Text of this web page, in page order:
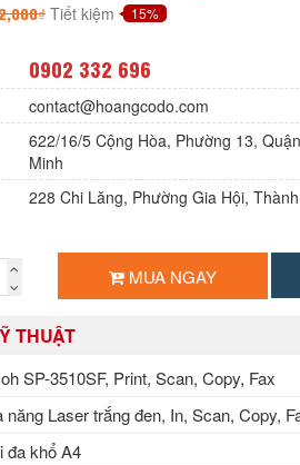
Tiết kiệm 15%
0902 332 696
contact@hoangcodo.com
622/16/5 Cộng Hòa, Phường 13,
Minh
228 Chi Lăng, Phường Gia Hội,
MUA NGAY
THUẬT
SP-3510SF, Print, Scan, Copy, Fax
năng Laser trắng đen, In, Scan, Copy,
đa khổ A4